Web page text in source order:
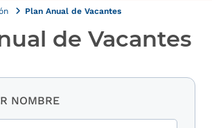
Plan Anual de Vacantes
de Vacantes
NOMBRE